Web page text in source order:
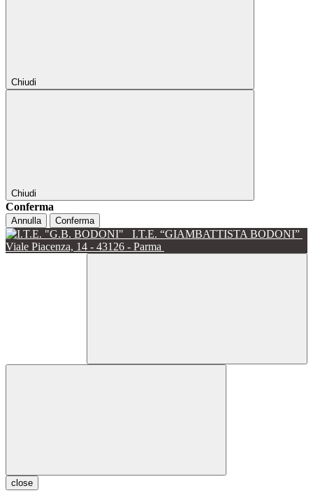
Chiudi
Chiudi
Conferma
Annulla Conferma
I.T.E. “GIAMBATTISTA BODONI”
Viale Piacenza, 14 - 43126 - Parma
close